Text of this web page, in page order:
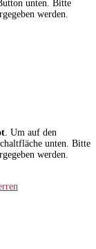
unten. Bitte
werden.
. Um auf den
unten. Bitte
werden.